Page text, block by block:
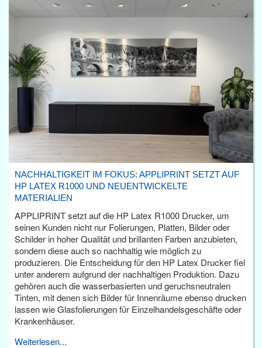
NACHHALTIGKEIT IM FOKUS: APPLIPRINT SETZT AUF
HP LATEX R1000 UND NEUENTWICKELTE
MATERIALIEN
APPLIPRINT setzt auf die HP Latex R1000 Drucker, um
seinen Kunden nicht nur Folierungen, Platten, Bilder oder
Schilder in hoher Qualität und brillanten Farben anzubieten,
sondern diese auch so nachhaltig wie möglich zu
produzieren. Die Entscheidung für den HP Latex Drucker fiel
unter anderem aufgrund der nachhaltigen Produktion. Dazu
gehören auch die wasserbasierten und geruchsneutralen
Tinten, mit denen sich Bilder für Innenräume ebenso drucken
lassen wie Glasfolierungen für Einzelhandelsgeschäfte oder
Krankenhäuser.
Weiterlesen...